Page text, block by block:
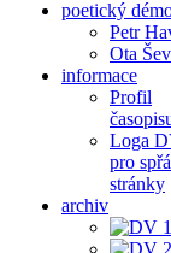
poetický
Petr
Ota
informace
Profil
Loga
pro
stránky
archiv